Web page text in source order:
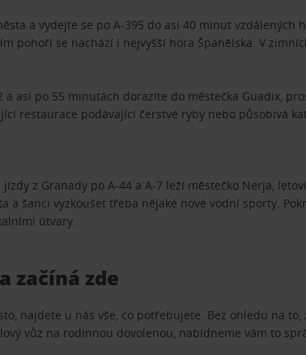
a vydejte se po A-395 do asi 40 minut
pohoří se nachází i nejvyšší hora Španělska. V
a asi po 55 minutách dorazíte do městečka Guadix,
restaurace podávající čerstvé ryby nebo působivá
z Granady po A-44 a A-7 leží městečko Nerja,
a šanci vyzkoušet třeba nějaké nové vodní sporty.
útvary.
začíná zde
najdete u nás vše, co potřebujete. Bez ohledu na
vůz na rodinnou dovolenou, nabídneme vám to